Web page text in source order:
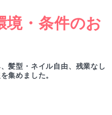
境・条件のお
髪型・ネイル自由、残業なし
集めました。